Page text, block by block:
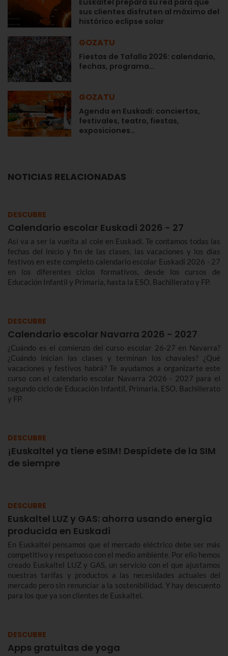
Euskaltel prepara su red para que
sus clientes disfruten al máximo del
histórico eclipse solar
GOZATU
Fiestas de Tafalla 2026: calendario,
fechas, programa…
GOZATU
Agenda en Euskadi: conciertos,
festivales, teatro, fiestas,
exposiciones…
NOTICIAS RELACIONADAS
DESCUBRE
Calendario escolar Euskadi 2026 - 27
Así va a ser la vuelta al cole en Euskadi. Te contamos todas las
fechas del inicio y fin de las clases, las vacaciones y los días
festivos en este completo calendario escolar Euskadi 2026 - 27
en los diferentes ciclos formativos, desde los cursos de
Educación Infantil y Primaria, hasta la ESO, Bachillerato y FP.
DESCUBRE
Calendario escolar Navarra 2026 - 2027
¿Cuándo es el comienzo del curso escolar 26-27 en Navarra?
¿Cuándo inician las clases y terminan los chavales? ¿Qué
vacaciones y festivos habrá? Te ayudamos a organizarte este
curso con el calendario escolar Navarra 2026 - 2027 para el
segundo ciclo de Educación Infantil, Primaria, ESO, Bachillerato
y FP.
DESCUBRE
¡Euskaltel ya tiene eSIM! Despídete de la SIM
de siempre
DESCUBRE
Euskaltel LUZ y GAS: ahorra usando energía
producida en Euskadi
En Euskaltel pensamos que el mercado eléctrico debe ser más
competitivo y respetuoso con el medio ambiente. Por ello hemos
creado Euskaltel LUZ y GAS, un servicio con el que ajustamos
nuestras tarifas y productos a las necesidades actuales del
mercado pero sin renunciar a la sostenibilidad. Y hay descuento
para los que ya son clientes de Euskaltel.
DESCUBRE
Apps gratuitas de yoga